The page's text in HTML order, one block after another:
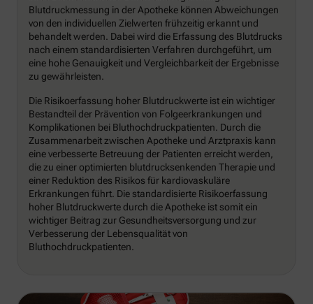
Blutdruckmessung in der Apotheke können Abweichungen
von den individuellen Zielwerten frühzeitig erkannt und
behandelt werden. Dabei wird die Erfassung des Blutdrucks
nach einem standardisierten Verfahren durchgeführt, um
eine hohe Genauigkeit und Vergleichbarkeit der Ergebnisse
zu gewährleisten.
Die Risikoerfassung hoher Blutdruckwerte ist ein wichtiger
Bestandteil der Prävention von Folgeerkrankungen und
Komplikationen bei Bluthochdruckpatienten. Durch die
Zusammenarbeit zwischen Apotheke und Arztpraxis kann
eine verbesserte Betreuung der Patienten erreicht werden,
die zu einer optimierten blutdrucksenkenden Therapie und
einer Reduktion des Risikos für kardiovaskuläre
Erkrankungen führt. Die standardisierte Risikoerfassung
hoher Blutdruckwerte durch die Apotheke ist somit ein
wichtiger Beitrag zur Gesundheitsversorgung und zur
Verbesserung der Lebensqualität von
Bluthochdruckpatienten.